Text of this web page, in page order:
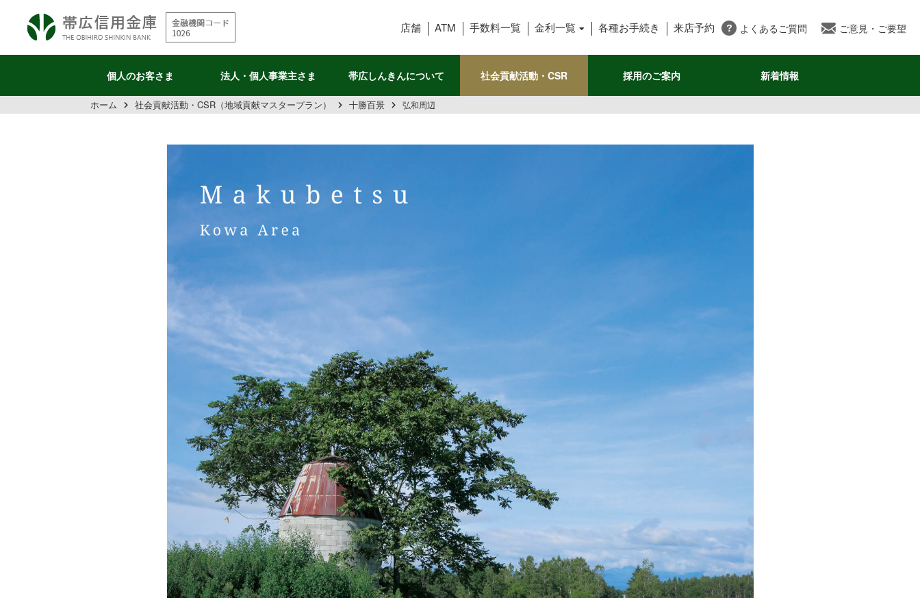
帯広信用金庫
よくあるご質問 ご意見・ご要望
店舗 ATM 手数料一覧 金利一覧 各種お手続き 来店予約
個人のお客さま 法人・個人事業主さま 帯広しんきんについて 社会貢献活動・CSR 採用のご案内 新着情報
ホーム 社会貢献活動・CSR（地域貢献マスタープラン） 十勝百景 弘和周辺